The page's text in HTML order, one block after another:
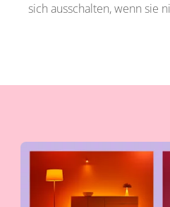
sich ausschalten, wenn sie